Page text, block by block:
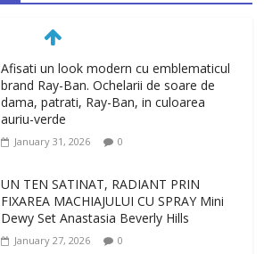
UN TEN SATINAT, RADIANT PRIN
FIXAREA MACHIAJULUI CU SPRAY Mini
Dewy Set Anastasia Beverly Hills
January 27, 2026
GELUL DE CURATARE CeraVe CU
CERAMIDE SI NIACINAMIDE
January 23, 2026 0